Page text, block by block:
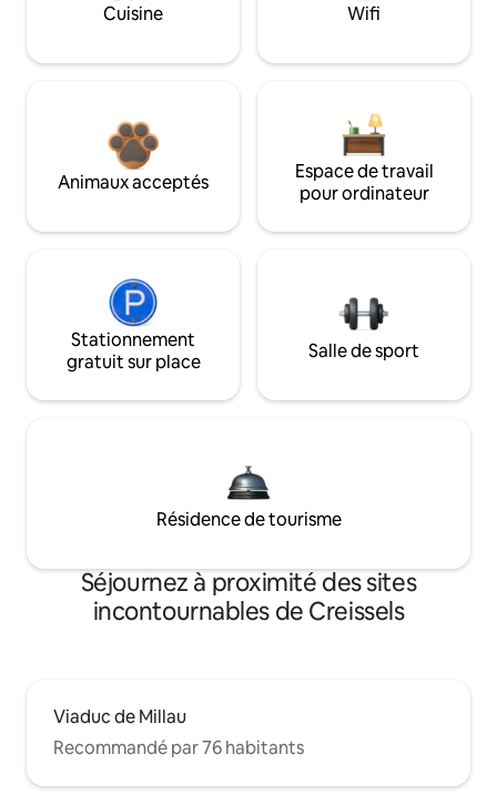
Cuisine Wifi
Animaux acceptés
Espace de travail
pour ordinateur
Stationnement
gratuit sur place
Salle de sport
Résidence de tourisme
Séjournez à proximité des sites
incontournables de Creissels
Viaduc de Millau
Recommandé par 76 habitants